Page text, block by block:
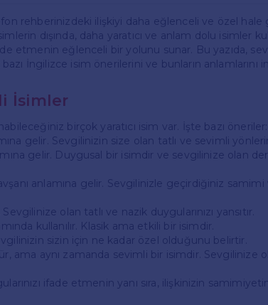
rehberinizdeki ilişkiyi daha eğlenceli ve özel hale
dışında, daha yaratıcı ve anlam dolu isimler
etmenin eğlenceli bir yolunu sunar. Bu yazıda,
İngilizce isim önerilerini ve bunların anlamlarını
İsimler
birçok yaratıcı isim var. İşte bazı öneriler:
gelir. Sevgilinizin size olan tatlı ve sevimli
gelir. Duygusal bir isimdir ve sevgilinize olan derin
anlamına gelir. Sevgilinizle geçirdiğiniz samimi
olan tatlı ve nazik duygularınızı yansıtır.
kullanılır. Klasik ama etkili bir isimdir.
sizin için ne kadar özel olduğunu belirtir.
ama aynı zamanda sevimli bir isimdir. Sevgilinize
ifade etmenin yanı sıra, ilişkinizin